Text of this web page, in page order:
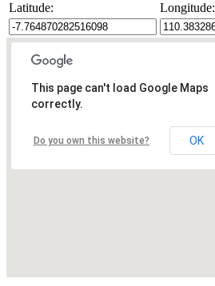
Latitude: Longitude:
This page can't load Google Maps
correctly.
Do you own this website? OK